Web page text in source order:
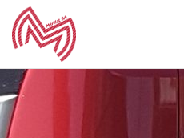
Aller
contenu